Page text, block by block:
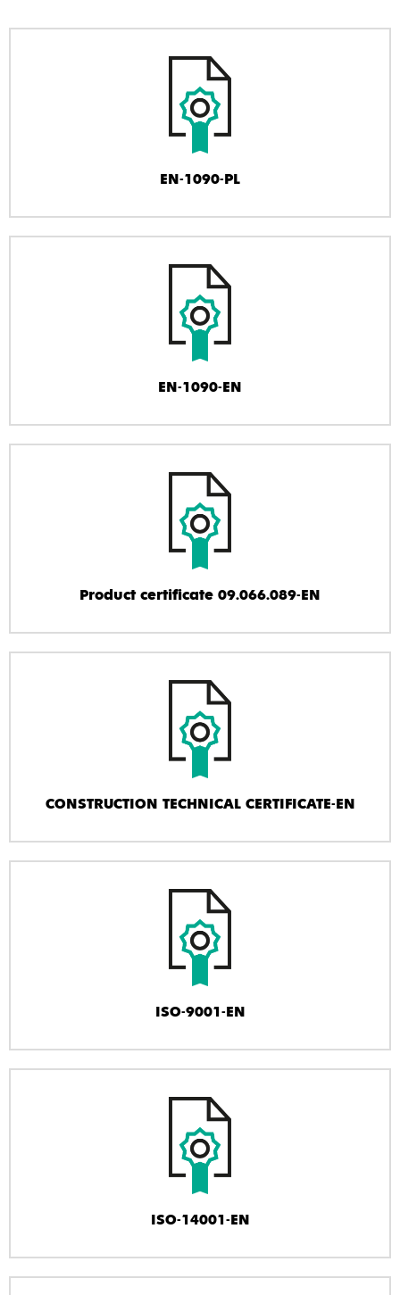
EN-1090-PL
EN-1090-EN
Product certificate 09.066.089-EN
CONSTRUCTION TECHNICAL CERTIFICATE-EN
ISO-9001-EN
ISO-14001-EN